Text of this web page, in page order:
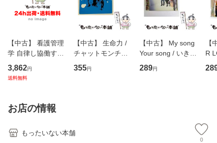
【中古】 看護管理
学 自律し協働する
専門職の看護マネ
ジメントスキル 改
恵 藤本幸三 / 南江
堂 [単行
3,862円
送料無料
【中古】 生命力 /
チャットモンチー /
キューンレコード
[CD]【メール便送
355円
【中古】 My song
Your song / いきも
のがかり / [CD]
【メール便送料無
289円
【
R
産
お店の情報
もったいない本舗
0